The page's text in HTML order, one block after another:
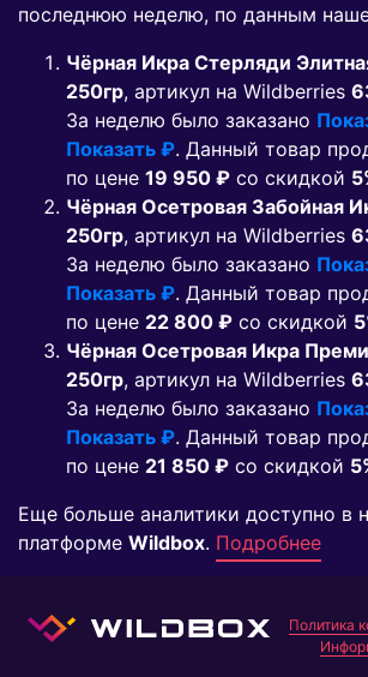
последнюю неделю, по данным
Чёрная Икра Стерляди
250гр, артикул на Wildberries
За неделю было заказано
Показать ₽. Данный товар
по цене 19 950 ₽ co скидкой
Чёрная Осетровая Забойная
250гр, артикул на Wildberries
За неделю было заказано
Показать ₽. Данный товар
по цене 22 800 ₽ co скидкой
Чёрная Осетровая Икра
250гр, артикул на Wildberries
За неделю было заказано
Показать ₽. Данный товар
по цене 21 850 ₽ co скидкой
Еще больше аналитики доступно в
платформе Wildbox. Подробнее
Политика